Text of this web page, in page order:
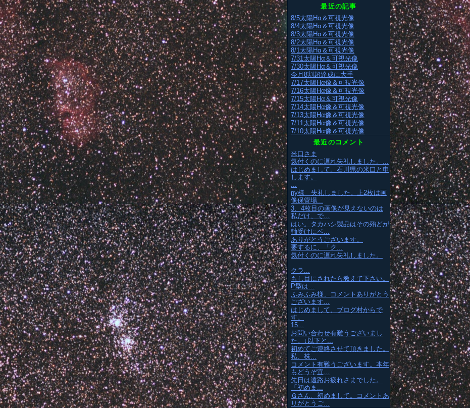
最近の記事
8/5太陽Hα＆可視光像
8/4太陽Hα＆可視光像
8/3太陽Hα＆可視光像
8/2太陽Hα＆可視光像
8/1太陽Hα＆可視光像
7/31太陽Hα＆可視光像
7/30太陽Hα＆可視光像
今月8割超達成に大手
7/17太陽Hα像＆可視光像
7/16太陽Hα像＆可視光像
7/15太陽Hα＆可視光像
7/14太陽Hα像＆可視光像
7/13太陽Hα像＆可視光像
7/11太陽Hα像＆可視光像
7/10太陽Hα像＆可視光像
最近のコメント
米口さま
気付くのに遅れ失礼しました。...
はじめまして。石川県の米口と申
します。
...
ny様 失礼しました。上2枚は画
像保管場...
3、4枚目の画像が見えないのは
私だけ、で...
はい。タカハシ製品はその殆どが
軸受けにベ...
ありがとうございます。
要するに、「ク...
気付くのに遅れ失礼しました。
クラ...
もし目にされたら教えて下さい。
P型は...
ふみふみ様、コメントありがとう
ございます...
はじめまして、ブログ村からで
す。
15...
お問い合わせ有難うございまし
た。↓以下と...
初めてご連絡させて頂きました。
私、株...
コメント有難うございます。本年
もどうぞ宜...
先日は遠路お疲れさまでした。
「初めま...
Ｇさん、初めまして。コメントあ
りがとうご...